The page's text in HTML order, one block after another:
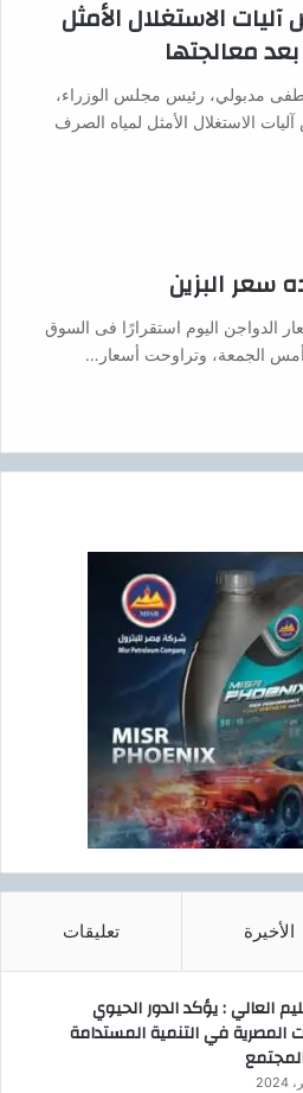
الاستغلال الأمثل
معالجتها
مدبولي، رئيس مجلس الوزراء،
الاستغلال الأمثل لمياه الصرف
سعر البزين
الدواجن اليوم استقرارًا فى السوق
أمس الجمعة، وتراوحت أسعار…
الأخيرة تعليقات
العالي : يؤكد الدور الحيوي
المصرية في التنمية المستدامة